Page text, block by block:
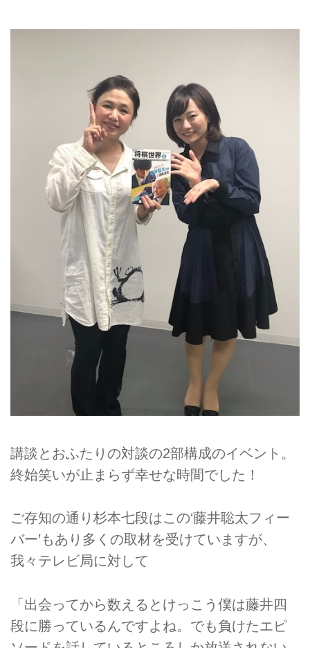
講談とおふたりの対談の2部構成のイベント。
終始笑いが止まらず幸せな時間でした！
ご存知の通り杉本七段はこの‘藤井聡太フィー
バー’もあり多くの取材を受けていますが、
我々テレビ局に対して
「出会ってから数えるとけっこう僕は藤井四
段に勝っているんですよね。でも負けたエピ